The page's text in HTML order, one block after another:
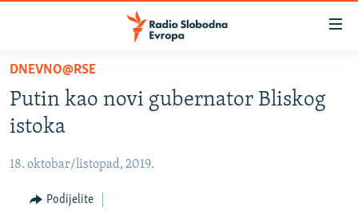
Pređite
glavni
sadržaj
na
navigaciju
BOSNA I HERCEGOVINA
KOSOVO
CRNA GORA
DNEVNO@RSE
Putin kao novi gubernator Bliskog
istoka
18. oktobar/listopad, 2019.
Podijelite